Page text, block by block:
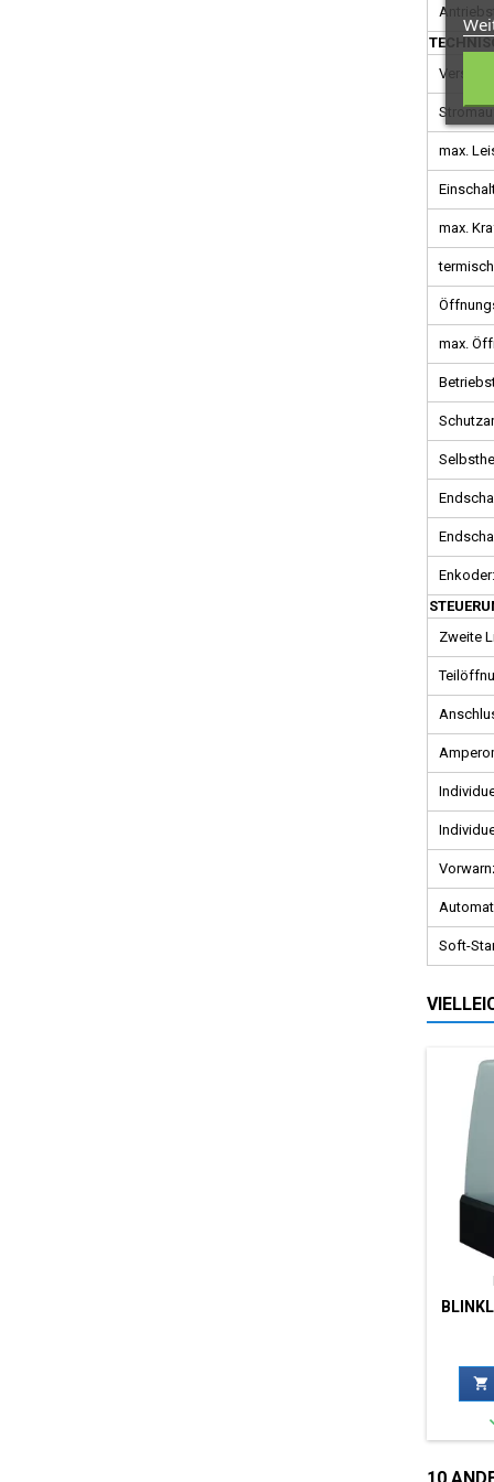
max.
max.
max.
Enkoder:
Zweite
Soft-
